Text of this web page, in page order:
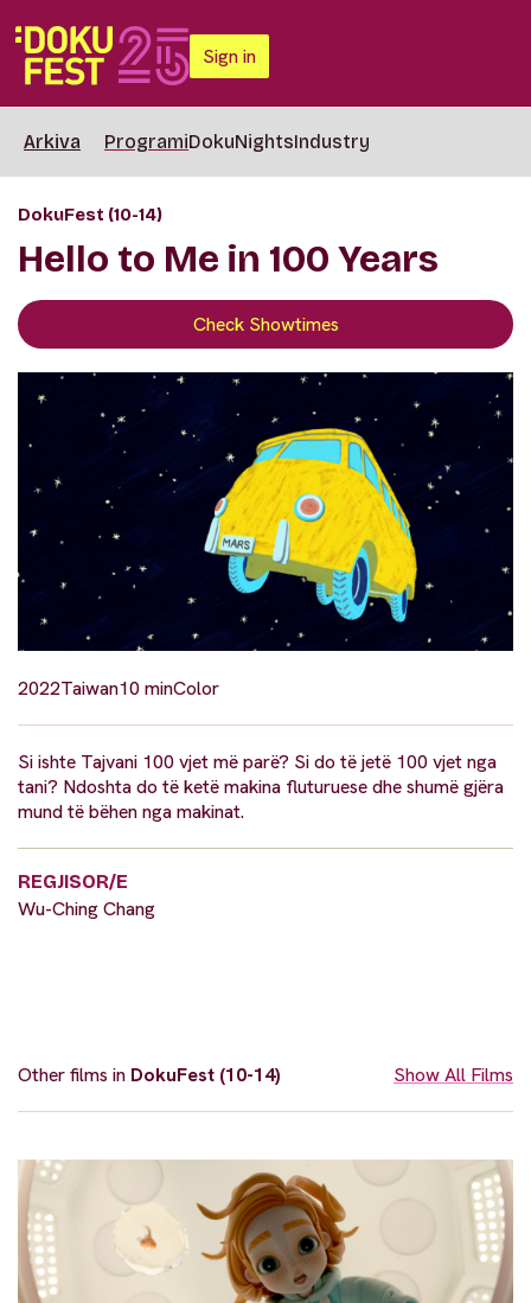
Sign in
Arkiva ProgramiDokuNightsIndustry
DokuFest (10-14)
Hello to Me in 100 Years
Check Showtimes
2022Taiwan10 minColor
Si ishte Tajvani 100 vjet më parë? Si do të jetë 100 vjet nga
tani? Ndoshta do të ketë makina fluturuese dhe shumë gjëra
mund të bëhen nga makinat.
REGJISOR/E
Wu-Ching Chang
Other films in DokuFest (10-14) Show All Films